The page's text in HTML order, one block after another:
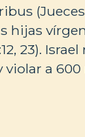
hijas
23).
violar a